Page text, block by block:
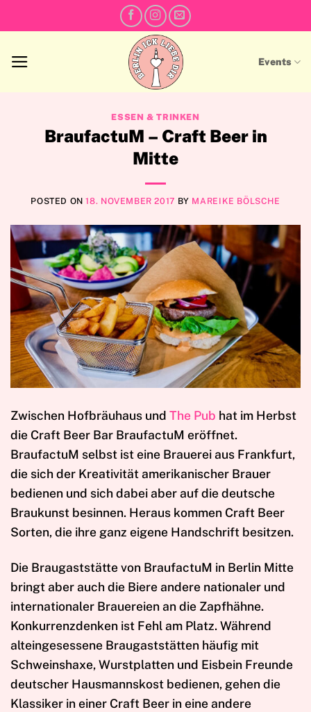
to
Events
ESSEN & TRINKEN
BraufactuM – Craft Beer in
Mitte
POSTED ON18. NOVEMBER 2017 BY MAREIKE BÖLSCHE
Zwischen Hofbräuhaus und The Pub hat im Herbst
die Craft Beer Bar BraufactuM eröffnet.
BraufactuM selbst ist eine Brauerei aus Frankfurt,
die sich der Kreativität amerikanischer Brauer
bedienen und sich dabei aber auf die deutsche
Braukunst besinnen. Heraus kommen Craft Beer
Sorten, die ihre ganz eigene Handschrift besitzen.
Die Braugaststätte von BraufactuM in Berlin Mitte
bringt aber auch die Biere andere nationaler und
internationaler Brauereien an die Zapfhähne.
Konkurrenzdenken ist Fehl am Platz. Während
alteingesessene Braugaststätten häufig mit
Schweinshaxe, Wurstplatten und Eisbein Freunde
deutscher Hausmannskost bedienen, gehen die
Klassiker in einer Craft Beer in eine andere